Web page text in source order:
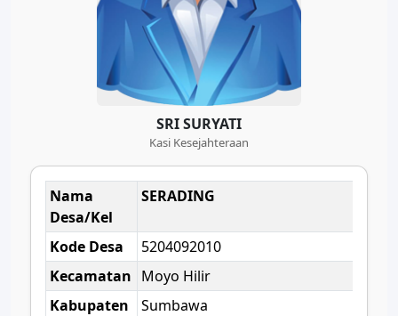
SRI SURYATI
Kasi Kesejahteraan
Nama
Desa/Kel
SERADING
Kode Desa
5204092010
Kecamatan Moyo Hilir
Kabupaten
Sumbawa